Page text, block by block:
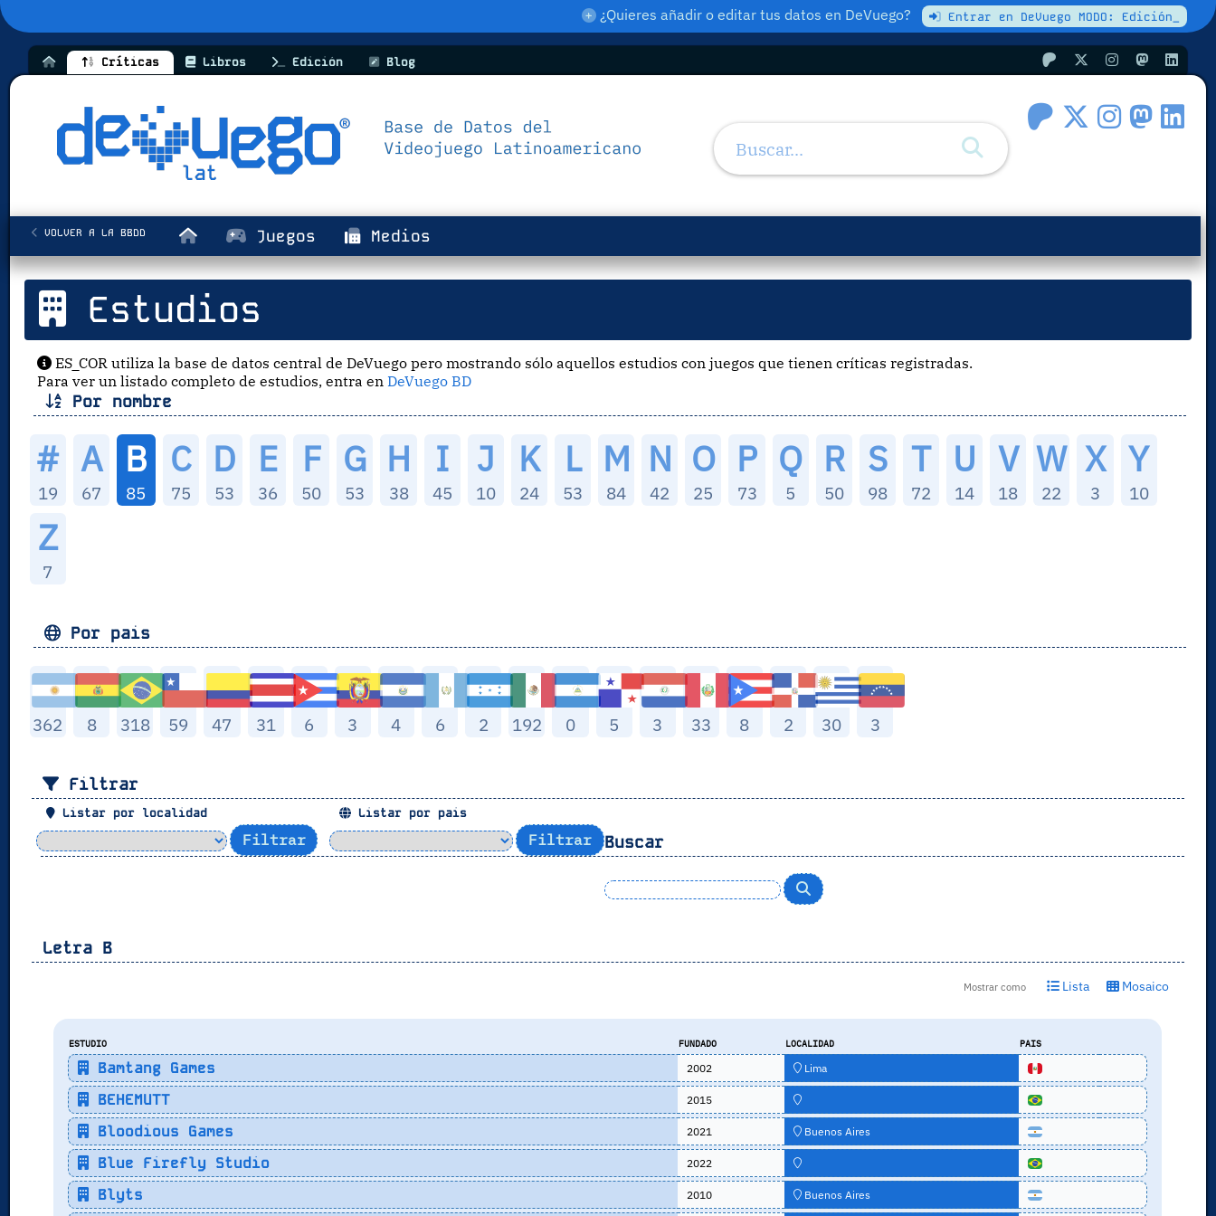
¿Quieres añadir o editar tus datos en DeVuego? Entrar en DeVuego MODO: Edición_
Críticas Libros Edición Blog
Juegos Medios
VOLVER A LA BBDD
Estudios
ES_COR utiliza la base de datos central de DeVuego pero mostrando sólo aquellos estudios con juegos que tienen críticas registradas.
Para ver un listado completo de estudios, entra enDeVuego BD
Por nombre
#
19
A
67
B
85
C
75
D
53
E
36
F
50
G
53
H
38
I
45
J
10
K
24
L
53
M
84
N
42
O
25
P
73
Q
5
R
50
S
98
T
72
U
14
V
18
W
22
X
3
Y
10
Z
7
Por pais
362 8 318 59 47 31 6 3 4 6 2 192 0 5 3 33 8 2 30 3
Filtrar
Listar por localidad Listar por pais
Buscar
Letra B
Mostrar como Lista Mosaico
ESTUDIO FUNDADO LOCALIDAD PAIS
Bamtang Games 2002 Lima
BEHEMUTT 2015
Bloodious Games 2021 Buenos Aires
Blue Firefly Studio 2022
Blyts 2010 Buenos Aires